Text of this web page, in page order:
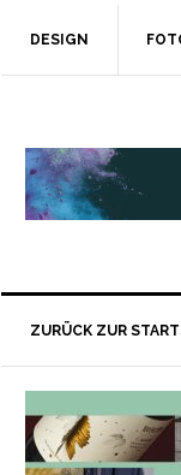
DESIGN
ZURÜCK ZUR